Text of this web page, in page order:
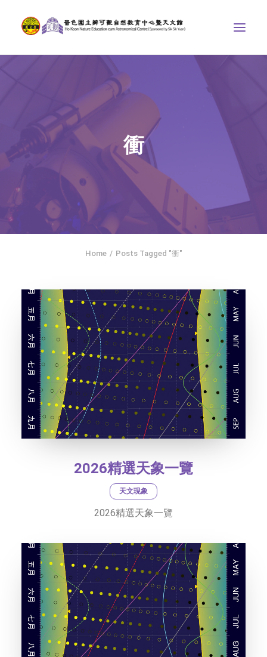
博物天地
比賽/專題計劃
SEARCH
社交平台
字型大小
衝
Home Posts Tagged "衝"
2026精選天象一覽
天文現象
2026精選天象一覽